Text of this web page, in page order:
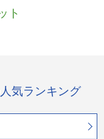
ト
気ランキング